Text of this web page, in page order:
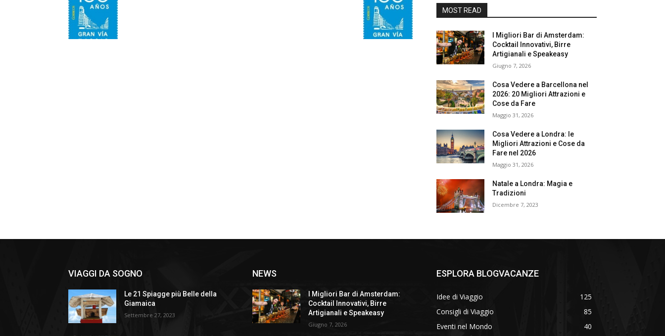
MOST READ
I Migliori Bar di Amsterdam:
Cocktail Innovativi, Birre
Artigianali e Speakeasy
Giugno 7, 2026
Cosa Vedere a Barcellona nel
2026: 20 Migliori Attrazioni e
Cose da Fare
Maggio 31, 2026
Cosa Vedere a Londra: le
Migliori Attrazioni e Cose da
Fare nel 2026
Maggio 31, 2026
Natale a Londra: Magia e
Tradizioni
Dicembre 7, 2023
VIAGGI DA SOGNO
Le 21 Spiagge più Belle della
Giamaica
Settembre 27, 2023
NEWS
I Migliori Bar di Amsterdam:
Cocktail Innovativi, Birre
Artigianali e Speakeasy
Giugno 7, 2026
ESPLORA BLOGVACANZE
Idee di Viaggio
125
Consigli di Viaggio
85
Eventi nel Mondo
40